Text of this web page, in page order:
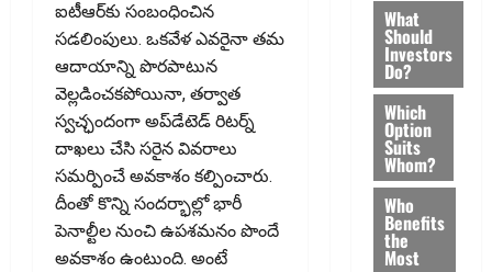
ఐటీఆర్‌కు సంబంధించిన
సడలింపులు. ఒకవేళ ఎవరైనా తమ
ఆదాయాన్ని పొరపాటున
వెల్లడించకపోయినా, తర్వాత
స్వచ్ఛందంగా అప్‌డేటెడ్ రిటర్న్
దాఖలు చేసి సరైన వివరాలు
సమర్పించే అవకాశం కల్పించారు.
దీంతో కొన్ని సందర్భాల్లో భారీ
పెనాల్టీల నుంచి ఉపశమనం పొందే
అవకాశం ఉంటుంది. అంటే
What
Should
Investors
Do?
Which
Option
Suits
Whom?
Who
Benefits
the
Most